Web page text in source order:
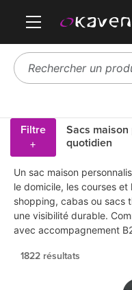
Filtre
+
Sacs
quotidien
Un sac maison
le domicile, les courses
shopping, cabas ou sacs
une visibilité durable.
avec accompagnement
1822 résultats